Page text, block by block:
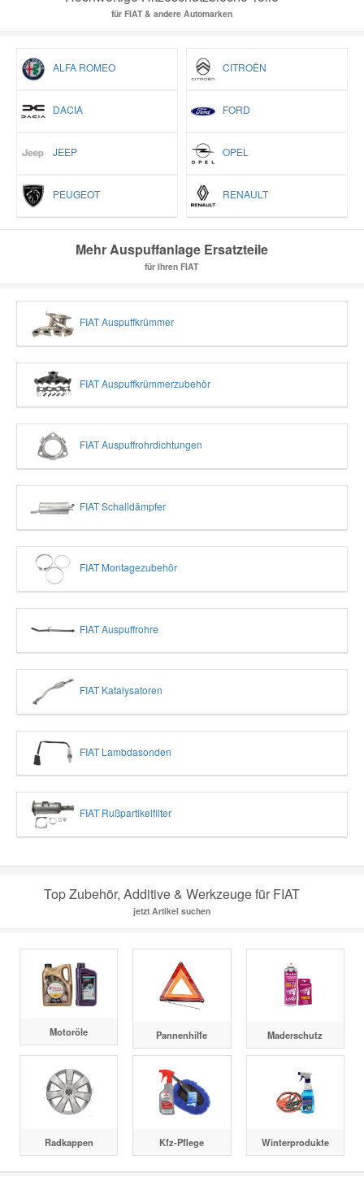
für FIAT & andere Automarken
ALFA ROMEO CITROËN
DACIA FORD
JEEP OPEL
PEUGEOT RENAULT
Mehr Auspuffanlage Ersatzteile
für Ihren FIAT
FIAT Auspuffkrümmer
FIAT Auspuffkrümmerzubehör
FIAT Auspuffrohrdichtungen
FIAT Schalldämpfer
FIAT Montagezubehör
FIAT Auspuffrohre
FIAT Katalysatoren
FIAT Lambdasonden
FIAT Rußpartikelfilter
Top Zubehör, Additive & Werkzeuge für FIAT
jetzt Artikel suchen
Motoröle Pannenhilfe Maderschutz
Radkappen Kfz-Pflege Winterprodukte